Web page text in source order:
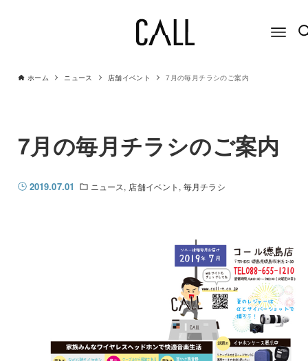
ホーム ニュース 店舗イベント 7月の毎月チラシのご案内
7月の毎月チラシのご案内
2019.07.01 ニュース 店舗イベント 毎月チラシ